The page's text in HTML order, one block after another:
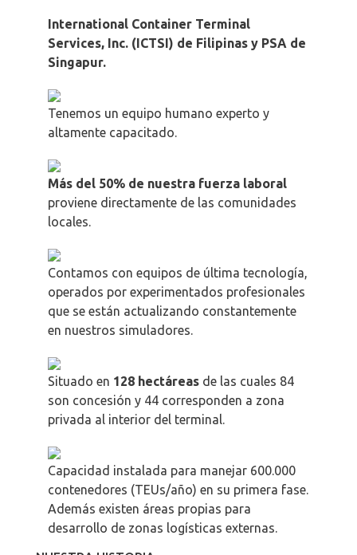
International Container Terminal
Services, Inc. (ICTSI) de Filipinas y PSA de
Singapur.
Tenemos un equipo humano experto y
altamente capacitado.
Más del 50% de nuestra fuerza laboral
proviene directamente de las comunidades
locales.
Contamos con equipos de última tecnología,
operados por experimentados profesionales
que se están actualizando constantemente
en nuestros simuladores.
Situado en 128 hectáreas de las cuales 84
son concesión y 44 corresponden a zona
privada al interior del terminal.
Capacidad instalada para manejar 600.000
contenedores (TEUs/año) en su primera fase.
Además existen áreas propias para
desarrollo de zonas logísticas externas.